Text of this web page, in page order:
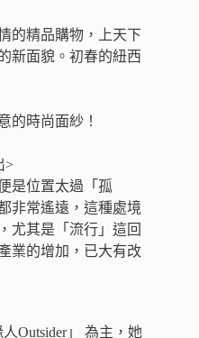
的精品購物，上天下
新面貌。初春的紐西
的時尚面紗！
>
是位置太過「孤
非常遙遠，這種處境
尤其是「流行」這回
業的增加，已大有改
Outsider」 為主，她